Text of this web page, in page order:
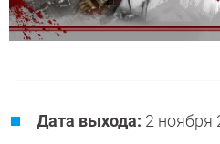
Дата выхода: 2 ноября